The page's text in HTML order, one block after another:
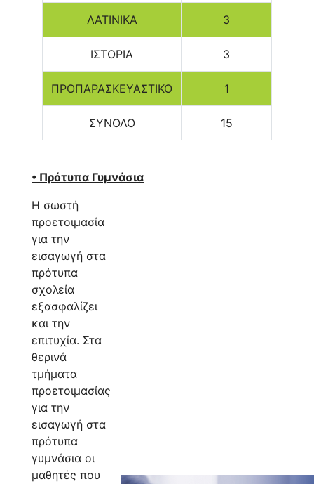
ΛΑΤΙΝΙΚΑ 3
ΙΣΤΟΡΙΑ 3
ΠΡΟΠΑΡΑΣΚΕΥΑΣΤΙΚΟ 1
ΣΥΝΟΛΟ 15
• Πρότυπα Γυμνάσια
Η σωστή
προετοιμασία
για την
εισαγωγή στα
πρότυπα
σχολεία
εξασφαλίζει
και την
επιτυχία. Στα
θερινά
τμήματα
προετοιμασίας
για την
εισαγωγή στα
πρότυπα
γυμνάσια οι
μαθητές που